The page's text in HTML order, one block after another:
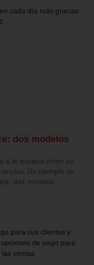
dos modelos
a la manera cómo un
Un ejemplo de
dos modelos...